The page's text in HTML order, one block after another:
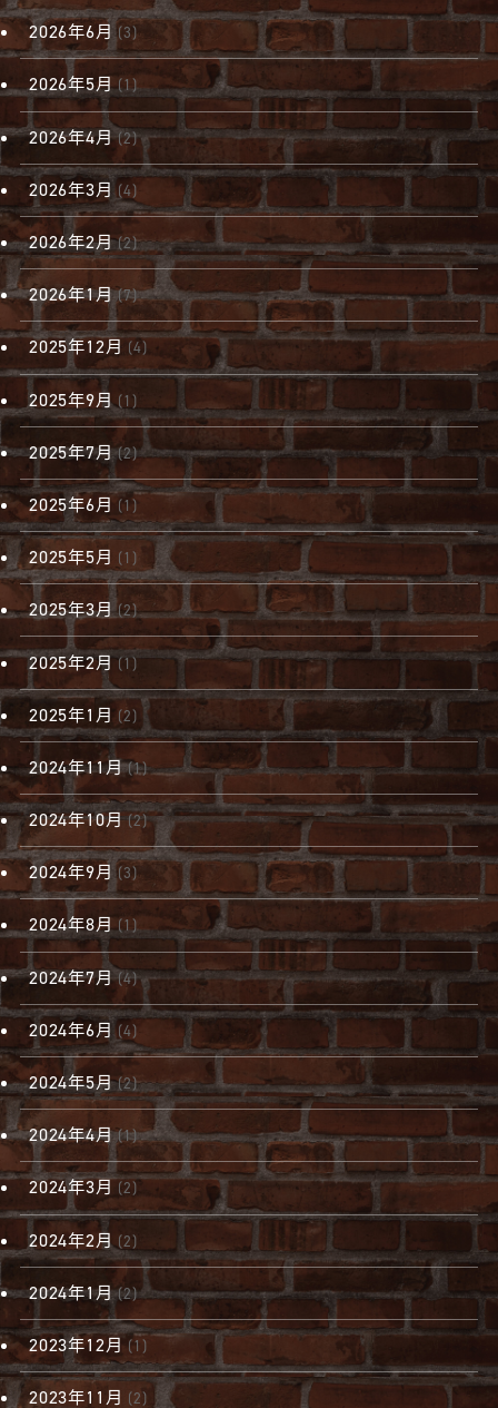
2026年6月 (3)
2026年5月(1)
2026年4月(2)
2026年3月 (4)
2026年2月(2)
2026年1月(7)
2025年12月 (4)
2025年9月(1)
2025年7月(2)
2025年6月 (1)
2025年5月 (1)
2025年3月 (2)
2025年2月(1)
2025年1月(2)
2024年11月(1)
2024年10月 (2)
2024年9月 (3)
2024年8月(1)
2024年7月(4)
2024年6月(4)
2024年5月(2)
2024年4月(1)
2024年3月 (2)
2024年2月(2)
2024年1月(2)
2023年12月 (1)
2023年11月 (2)